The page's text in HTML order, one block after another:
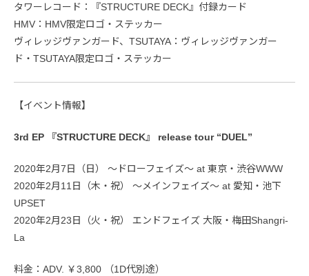
タワーレコード：『STRUCTURE DECK』付録カード
HMV：HMV限定ロゴ・ステッカー
ヴィレッジヴァンガード、TSUTAYA：ヴィレッジヴァンガー
ド・TSUTAYA限定ロゴ・ステッカー
【イベント情報】
3rd EP 『STRUCTURE DECK』 release tour “DUEL”
2020年2月7日（日） 〜ドローフェイズ〜 at 東京・渋谷WWW
2020年2月11日（木・祝） 〜メインフェイズ〜 at 愛知・池下
UPSET
2020年2月23日（火・祝） エンドフェイズ 大阪・梅田Shangri-
La
料金：ADV. ￥3,800 （1D代別途）